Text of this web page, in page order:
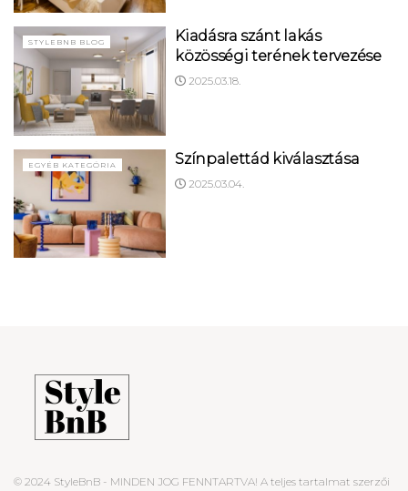
STYLEBNB BLOG
Kiadásra szánt lakás
közösségi terének tervezése
2025.03.18.
EGYÉB KATEGÓRIA Színpalettád kiválasztása
2025.03.04.
© 2024 StyleBnB - MINDEN JOG FENNTARTVA! A teljes tartalmat szerzői